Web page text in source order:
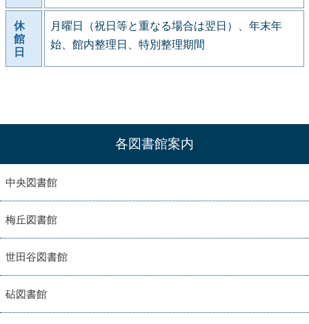
休
館
日
月曜日（祝日等と重なる場合は翌日）、年末年
始、館内整理日、特別整理期間
各図書館案内
中央図書館
梅丘図書館
世田谷図書館
砧図書館